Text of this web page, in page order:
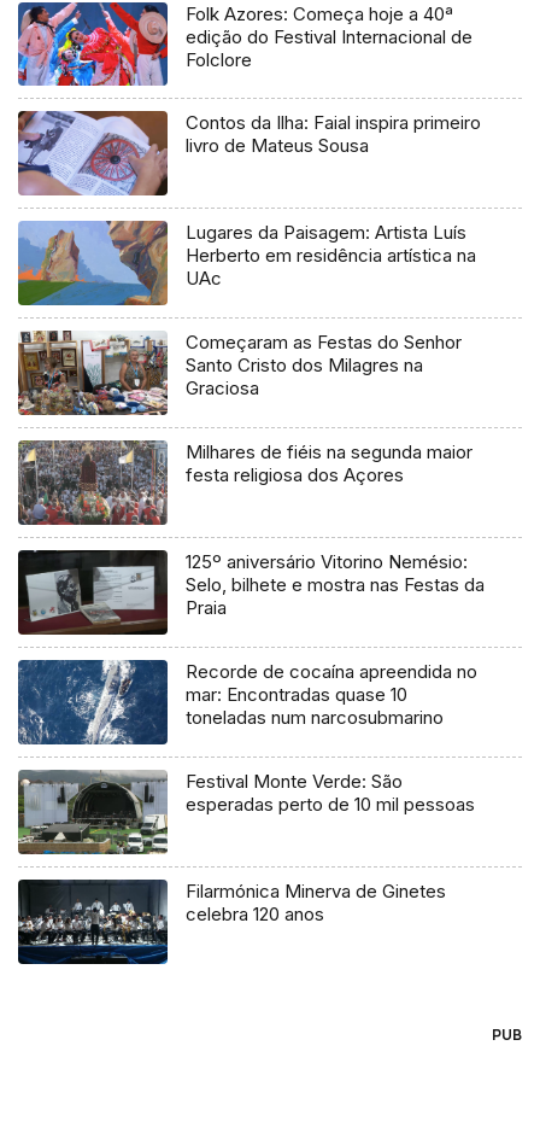
Folk Azores: Começa hoje a 40ª
edição do Festival Internacional de
Folclore
Contos da Ilha: Faial inspira primeiro
livro de Mateus Sousa
Lugares da Paisagem: Artista Luís
Herberto em residência artística na
UAc
Começaram as Festas do Senhor
Santo Cristo dos Milagres na
Graciosa
Milhares de fiéis na segunda maior
festa religiosa dos Açores
125º aniversário Vitorino Nemésio:
Selo, bilhete e mostra nas Festas da
Praia
Recorde de cocaína apreendida no
mar: Encontradas quase 10
toneladas num narcosubmarino
Festival Monte Verde: São
esperadas perto de 10 mil pessoas
Filarmónica Minerva de Ginetes
celebra 120 anos
PUB